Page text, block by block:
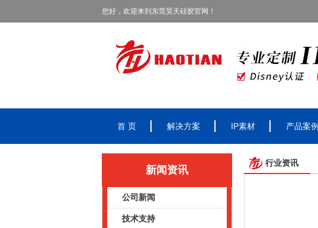
您好，欢迎来到东莞昊天硅胶官网！
首 页 解决方案 IP素材 产品案例
新闻资讯
公司新闻
技术支持
行业资讯